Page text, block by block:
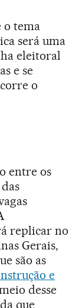
o tema
será uma
eleitoral
e se
o
entre os
replicar no
Gerais,
são as
e
desse
que